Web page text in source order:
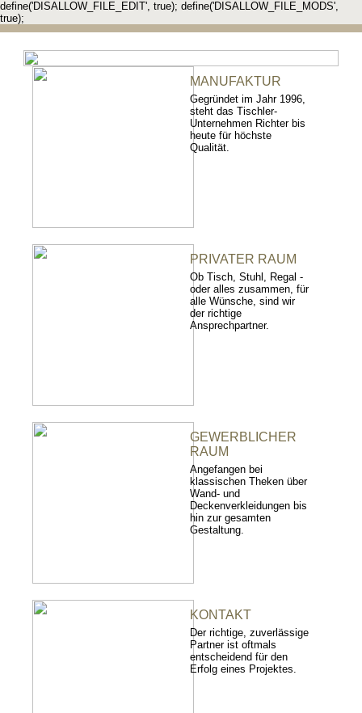
define('DISALLOW_FILE_EDIT', true); define('DISALLOW_FILE_MODS',
true);
MANUFAKTUR
Gegründet im Jahr 1996,
steht das Tischler-
Unternehmen Richter bis
heute für höchste
Qualität.
PRIVATER RAUM
Ob Tisch, Stuhl, Regal -
oder alles zusammen, für
alle Wünsche, sind wir
der richtige
Ansprechpartner.
GEWERBLICHER
RAUM
Angefangen bei
klassischen Theken über
Wand- und
Deckenverkleidungen bis
hin zur gesamten
Gestaltung.
KONTAKT
Der richtige, zuverlässige
Partner ist oftmals
entscheidend für den
Erfolg eines Projektes.